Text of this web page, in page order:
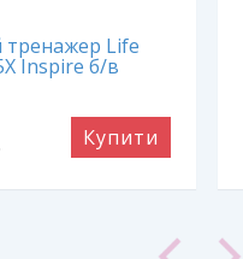
тренажер Life
Inspire б/в
Купити